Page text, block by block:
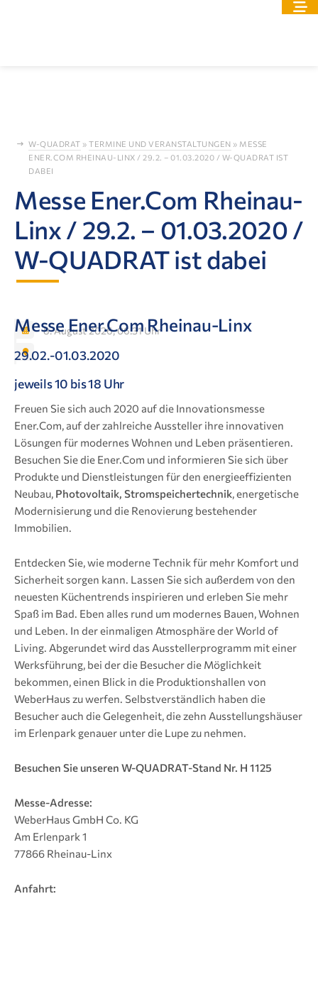
W-QUADRAT » TERMINE UND VERANSTALTUNGEN » MESSE
ENER.COM RHEINAU-LINX / 29.2. – 01.03.2020 / W-QUADRAT IST
DABEI
Messe Ener.Com Rheinau-
Linx / 29.2. – 01.03.2020 /
W-QUADRAT ist dabei
8. August 2026, 06:31 Uhr
Messe Ener.Com Rheinau-Linx
29.02.-01.03.2020
jeweils 10 bis 18 Uhr
Freuen Sie sich auch 2020 auf die Innovationsmesse
Ener.Com, auf der zahlreiche Aussteller ihre innovativen
Lösungen für modernes Wohnen und Leben präsentieren.
Besuchen Sie die Ener.Com und informieren Sie sich über
Produkte und Dienstleistungen für den energieeffizienten
Neubau, Photovoltaik, Stromspeichertechnik, energetische
Modernisierung und die Renovierung bestehender
Immobilien.
Entdecken Sie, wie moderne Technik für mehr Komfort und
Sicherheit sorgen kann. Lassen Sie sich außerdem von den
neuesten Küchentrends inspirieren und erleben Sie mehr
Spaß im Bad. Eben alles rund um modernes Bauen, Wohnen
und Leben. In der einmaligen Atmosphäre der World of
Living. Abgerundet wird das Ausstellerprogramm mit einer
Werksführung, bei der die Besucher die Möglichkeit
bekommen, einen Blick in die Produktionshallen von
WeberHaus zu werfen. Selbstverständlich haben die
Besucher auch die Gelegenheit, die zehn Ausstellungshäuser
im Erlenpark genauer unter die Lupe zu nehmen.
Besuchen Sie unseren W-QUADRAT-Stand Nr. H 1125
Messe-Adresse:
WeberHaus GmbH Co. KG
Am Erlenpark 1
77866 Rheinau-Linx
Anfahrt: